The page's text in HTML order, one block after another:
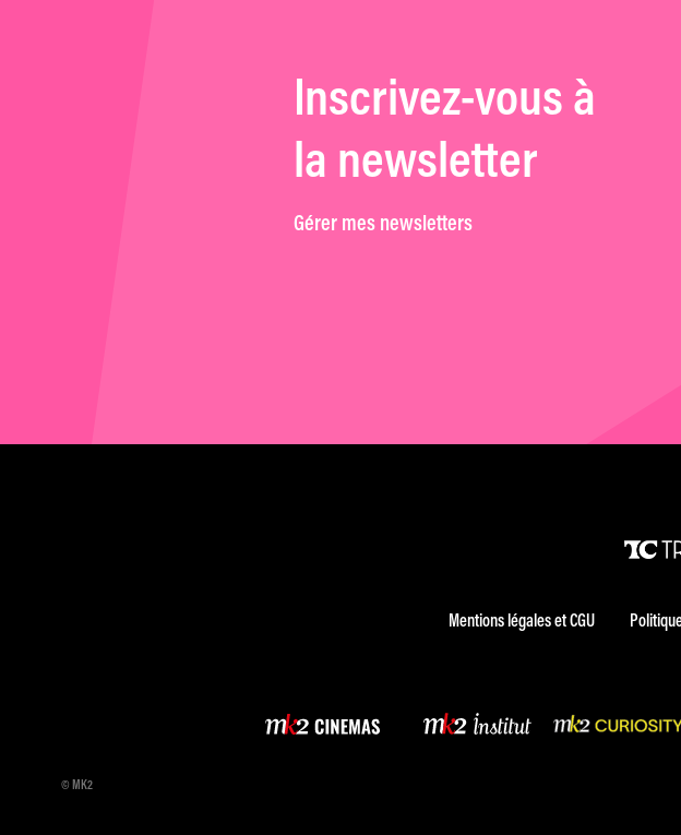
Inscrivez-vous à
la newsletter
Gérer mes newsletters
Mentions légales et CGU
© MK2